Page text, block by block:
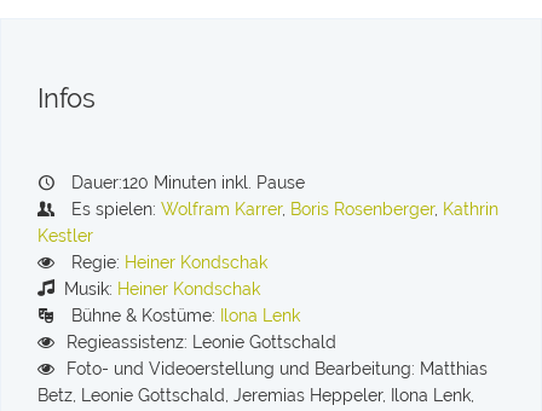
Infos
Dauer:120 Minuten inkl. Pause
Es spielen: Wolfram Karrer, Boris Rosenberger, Kathrin
Kestler
Regie: Heiner Kondschak
Musik: Heiner Kondschak
Bühne & Kostüme: Ilona Lenk
Regieassistenz: Leonie Gottschald
Foto- und Videoerstellung und Bearbeitung: Matthias
Betz, Leonie Gottschald, Jeremias Heppeler, Ilona Lenk,